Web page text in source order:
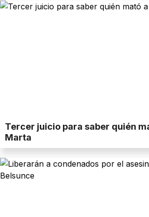
Tercer juicio para saber quién
Marta